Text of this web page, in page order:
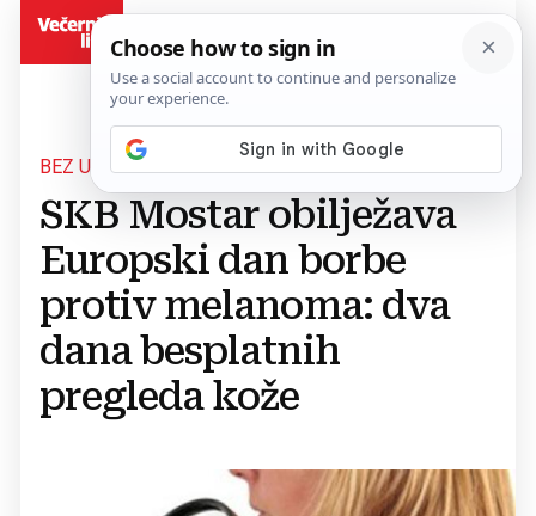
BEZ UPUTNICE
SKB Mostar obilježava
Europski dan borbe
protiv melanoma: dva
dana besplatnih
pregleda kože